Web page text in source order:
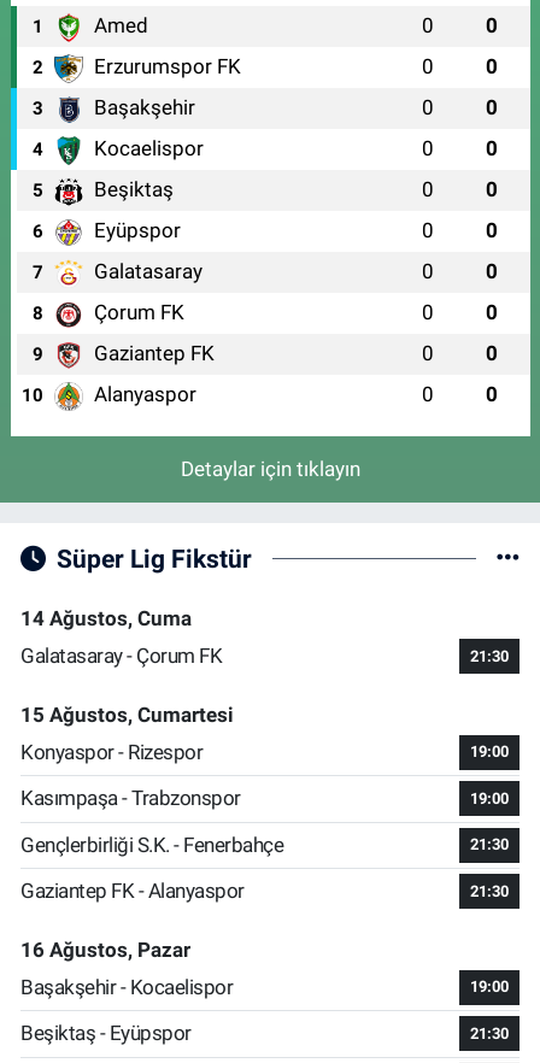
1 Amed 0 0
2 Erzurumspor FK 0 0
3 Başakşehir 0 0
4 Kocaelispor 0 0
5 Beşiktaş 0 0
6 Eyüpspor 0 0
7 Galatasaray 0 0
8 Çorum FK 0 0
9 Gaziantep FK 0 0
10 Alanyaspor 0 0
Detaylar için tıklayın
Süper Lig Fikstür
14 Ağustos, Cuma
Galatasaray - Çorum FK
21:30
15 Ağustos, Cumartesi
Konyaspor - Rizespor
19:00
Kasımpaşa - Trabzonspor 19:00
Gençlerbirliği S.K. - Fenerbahçe 21:30
Gaziantep FK - Alanyaspor 21:30
16 Ağustos, Pazar
Başakşehir - Kocaelispor
19:00
Beşiktaş - Eyüpspor 21:30